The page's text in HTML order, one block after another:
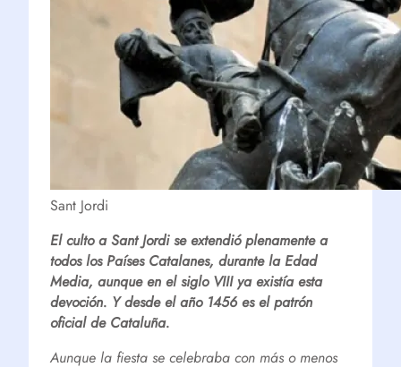
Sant Jordi
El culto a Sant Jordi se extendió plenamente a
todos los Países Catalanes, durante la Edad
Media, aunque en el siglo VIII ya existía esta
devoción. Y desde el año 1456 es el patrón
oficial de Cataluña.
Aunque la fiesta se celebraba con más o menos